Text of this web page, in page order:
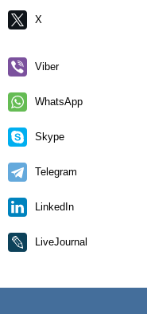
X
Viber
WhatsApp
Skype
Telegram
LinkedIn
LiveJournal